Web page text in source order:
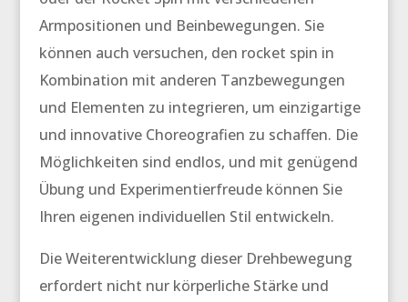
Armpositionen und Beinbewegungen. Sie
können auch versuchen, den rocket spin in
Kombination mit anderen Tanzbewegungen
und Elementen zu integrieren, um einzigartige
und innovative Choreografien zu schaffen. Die
Möglichkeiten sind endlos, und mit genügend
Übung und Experimentierfreude können Sie
Ihren eigenen individuellen Stil entwickeln.
Die Weiterentwicklung dieser Drehbewegung
erfordert nicht nur körperliche Stärke und